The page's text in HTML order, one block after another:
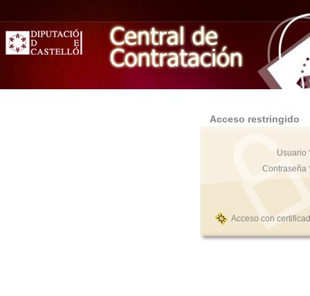
Acceso restringido
Usuario
Contraseña
Acceso con